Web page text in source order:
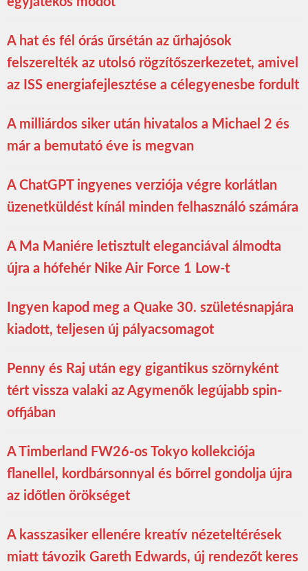
A hat és fél órás űrsétán az űrhajósok
felszerelték az utolsó rögzítőszerkezetet, amivel
az ISS energiafejlesztése a célegyenesbe fordult
A milliárdos siker után hivatalos a Michael 2 és
már a bemutató éve is megvan
A ChatGPT ingyenes verziója végre korlátlan
üzenetküldést kínál minden felhasználó számára
A Ma Maniére letisztult eleganciával álmodta
újra a hófehér Nike Air Force 1 Low-t
Ingyen kapod meg a Quake 30. születésnapjára
kiadott, teljesen új pályacsomagot
Penny és Raj után egy gigantikus szörnyként
tért vissza valaki az Agymenők legújabb spin-
offjában
A Timberland FW26-os Tokyo kollekciója
flanellel, kordbársonnyal és bőrrel gondolja újra
az időtlen örökséget
A kasszasiker ellenére kreatív nézeteltérések
miatt távozik Gareth Edwards, új rendezőt keres